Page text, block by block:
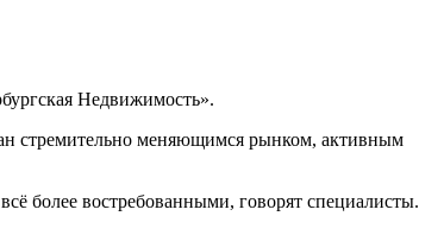
Недвижимость».
стремительно меняющимся рынком, активным
более востребованными, говорят специалисты.